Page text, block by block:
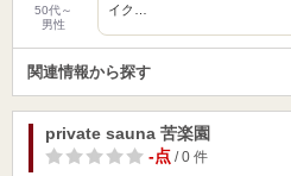
50代～
男性
イク…
関連情報から探す
private sauna 苦楽園
-点/ 0 件